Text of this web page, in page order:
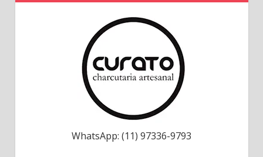
WhatsApp: (11) 97336-9793